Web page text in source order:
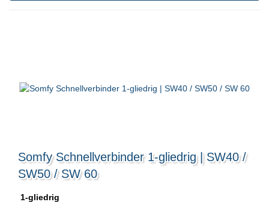
Somfy Schnellverbinder 1-gliedrig | SW40 /
SW50 / SW 60
1-gliedrig